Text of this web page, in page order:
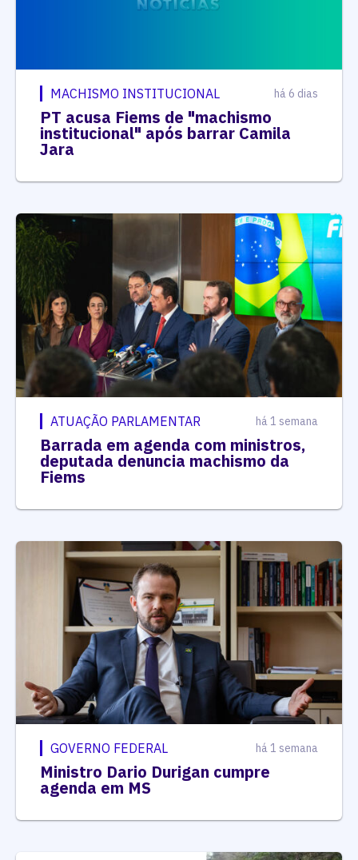
MACHISMO INSTITUCIONAL há 6 dias
PT acusa Fiems de "machismo
institucional" após barrar Camila
Jara
ATUAÇÃO PARLAMENTAR há 1 semana
Barrada em agenda com ministros,
deputada denuncia machismo da
Fiems
GOVERNO FEDERAL há 1 semana
Ministro Dario Durigan cumpre
agenda em MS